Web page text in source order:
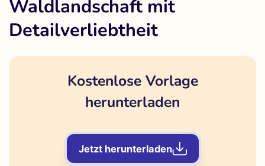
Waldlandschaft mit
Detailverliebtheit
Kostenlose Vorlage
herunterladen
Jetzt herunterladen